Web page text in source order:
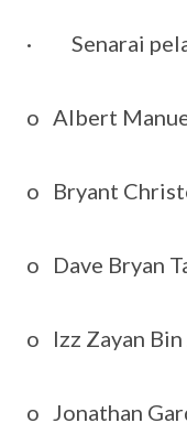
· Senarai
o Albert
o Bryant
o Dave Bryan
o Izz Zayan Bin
o Jonathan